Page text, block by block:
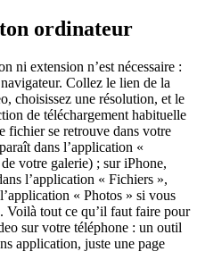
ordinateur
ni extension n’est nécessaire :
Collez le lien de la
choisissez une résolution, et le
de téléchargement habituelle
fichier se retrouve dans votre
dans l’application «
votre galerie) ; sur iPhone,
l’application « Fichiers »,
« Photos » si vous
Voilà tout ce qu’il faut faire pour
sur votre téléphone : un outil
application, juste une page